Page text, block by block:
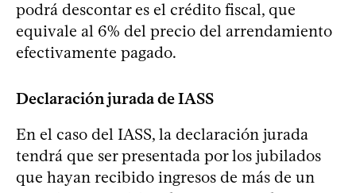
podrá descontar es el crédito fiscal, que
equivale al 6% del precio del arrendamiento
efectivamente pagado.
Declaración jurada de IASS
En el caso del IASS, la declaración jurada
tendrá que ser presentada por los jubilados
que hayan recibido ingresos de más de un